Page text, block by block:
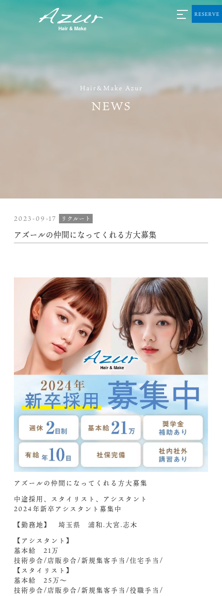
Hair&Make Azur
NEWS
RESERVE
2023-09-17 リクルート
アズールの仲間になってくれる方大募集
アズールの仲間になってくれる方大募集
中途採用、スタイリスト、アシスタント
2024年新卒アシスタント募集中️
【勤務地】 埼玉県 浦和.大宮.志木
【アシスタント】
基本給 21万
技術歩合/店販歩合/新規集客手当/住宅手当/
【スタイリスト】
基本給 25万〜
技術歩合/店販歩合/新規集客手当/役職手当/